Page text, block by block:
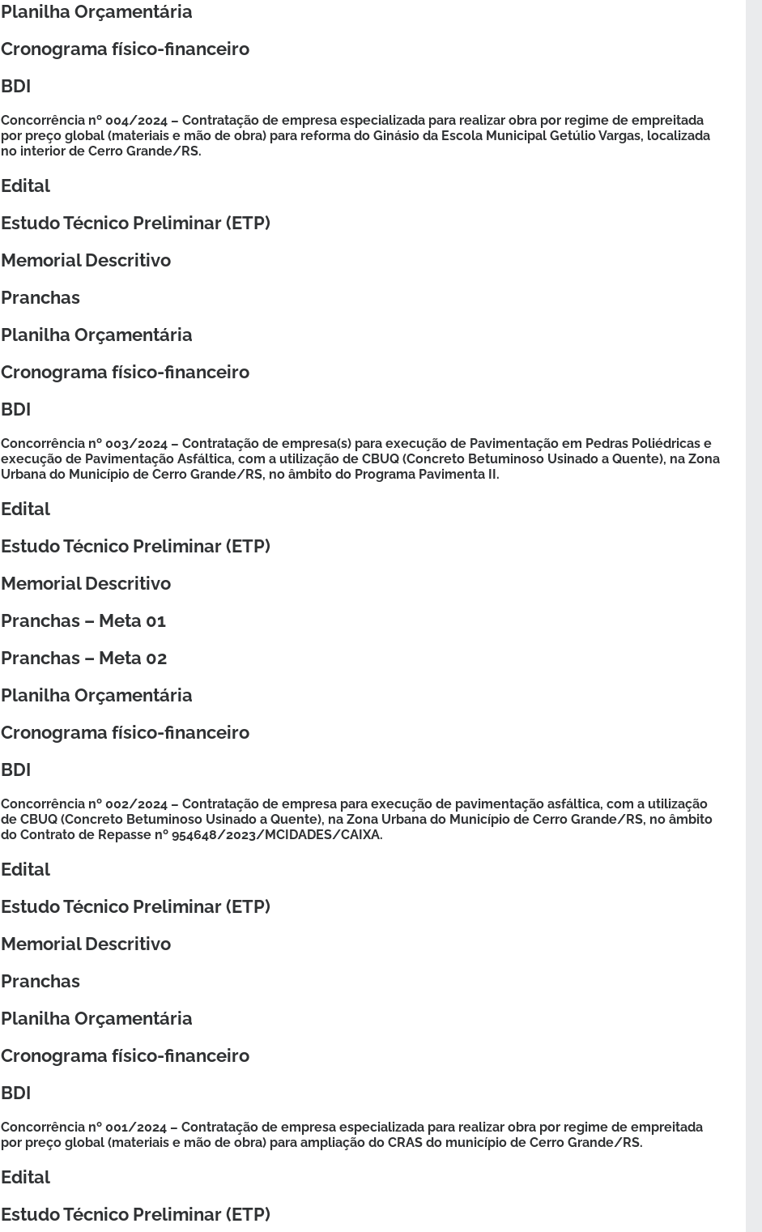
Planilha Orçamentária
Cronograma físico-financeiro
BDI
Concorrência nº 004/2024 – Contratação de empresa especializada para realizar obra por regime de empreitada
por preço global (materiais e mão de obra) para reforma do Ginásio da Escola Municipal Getúlio Vargas, localizada
no interior de Cerro Grande/RS.
Edital
Estudo Técnico Preliminar (ETP)
Memorial Descritivo
Pranchas
Planilha Orçamentária
Cronograma físico-financeiro
BDI
Concorrência nº 003/2024 – Contratação de empresa(s) para execução de Pavimentação em Pedras Poliédricas e
execução de Pavimentação Asfáltica, com a utilização de CBUQ (Concreto Betuminoso Usinado a Quente), na Zona
Urbana do Município de Cerro Grande/RS, no âmbito do Programa Pavimenta II.
Edital
Estudo Técnico Preliminar (ETP)
Memorial Descritivo
Pranchas – Meta 01
Pranchas – Meta 02
Planilha Orçamentária
Cronograma físico-financeiro
BDI
Concorrência nº 002/2024 – Contratação de empresa para execução de pavimentação asfáltica, com a utilização
de CBUQ (Concreto Betuminoso Usinado a Quente), na Zona Urbana do Município de Cerro Grande/RS, no âmbito
do Contrato de Repasse nº 954648/2023/MCIDADES/CAIXA.
Edital
Estudo Técnico Preliminar (ETP)
Memorial Descritivo
Pranchas
Planilha Orçamentária
Cronograma físico-financeiro
BDI
Concorrência nº 001/2024 – Contratação de empresa especializada para realizar obra por regime de empreitada
por preço global (materiais e mão de obra) para ampliação do CRAS do município de Cerro Grande/RS.
Edital
Estudo Técnico Preliminar (ETP)